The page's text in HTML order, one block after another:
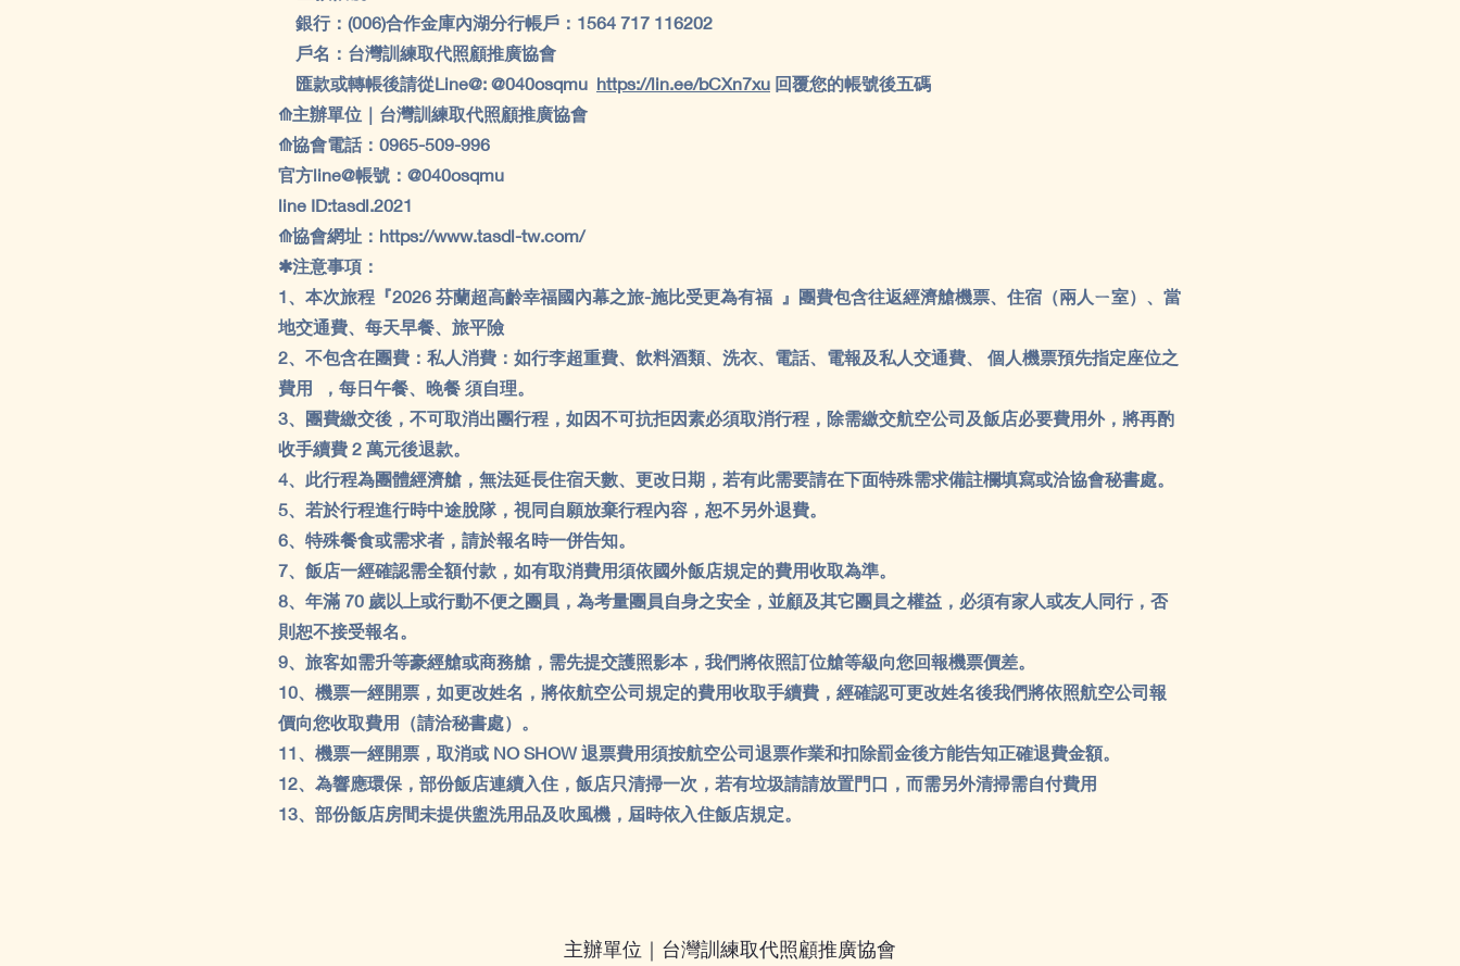
銀行：(006)合作金庫內湖分行帳戶：1564 717 116202
戶名：台灣訓練取代照顧推廣協會
匯款或轉帳後請從Line@: @040osqmu https://lin.ee/bCXn7xu 回覆您的帳號後五碼
⟰主辦單位｜台灣訓練取代照顧推廣協會
⟰協會電話：0965-509-996
官方line@帳號：@040osqmu
line ID:tasdl.2021
⟰協會網址： https://www.tasdl-tw.com/
✱注意事項：
1、本次旅程『2026 芬蘭超高齡幸福國內幕之旅-施比受更為有福 』團費包含往返經濟艙機票、住宿（兩人ㄧ室）、當
地交通費、每天早餐、旅平險
2、不包含在團費：私人消費：如行李超重費、飲料酒類、洗衣、電話、電報及私人交通費、 個人機票預先指定座位之
費用 ，每日午餐、晚餐 須自理。
3、團費繳交後，不可取消出團行程，如因不可抗拒因素必須取消行程，除需繳交航空公司及飯店必要費用外，將再酌
收手續費 2 萬元後退款。
4、此行程為團體經濟艙，無法延長住宿天數、更改日期，若有此需要請在下面特殊需求備註欄填寫或洽協會秘書處。
5、若於行程進行時中途脫隊，視同自願放棄行程內容，恕不另外退費。
6、特殊餐食或需求者，請於報名時一併告知。
7、飯店一經確認需全額付款，如有取消費用須依國外飯店規定的費用收取為準。
8、年滿 70 歲以上或行動不便之團員，為考量團員自身之安全，並顧及其它團員之權益，必須有家人或友人同行，否
則恕不接受報名。
9、旅客如需升等豪經艙或商務艙，需先提交護照影本，我們將依照訂位艙等級向您回報機票價差。
10、機票一經開票，如更改姓名，將依航空公司規定的費用收取手續費，經確認可更改姓名後我們將依照航空公司報
價向您收取費用（請洽秘書處）。
11、機票一經開票，取消或 NO SHOW 退票費用須按航空公司退票作業和扣除罰金後方能告知正確退費金額。
12、為響應環保，部份飯店連續入住，飯店只清掃一次，若有垃圾請請放置門口，而需另外清掃需自付費用
13、部份飯店房間未提供盥洗用品及吹風機，屆時依入住飯店規定。
主辦單位｜台灣訓練取代照顧推廣協會